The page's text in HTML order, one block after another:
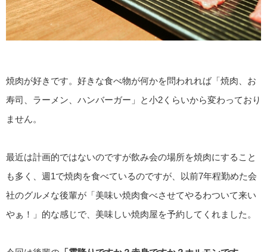
焼肉が好きです。好きな食べ物が何かを問われれば「焼肉、お
寿司、ラーメン、ハンバーガー」と小2くらいから変わっており
ません。
最近は計画的ではないのですが飲み会の場所を焼肉にすること
も多く、週1で焼肉を食べているのですが、以前7年程勤めた会
社のグルメな後輩が「美味い焼肉食べさせてやるわついて来い
やぁ！」的な感じで、美味しい焼肉屋を予約してくれました。